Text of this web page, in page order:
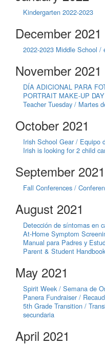
Kindergarten 2022-2023
December 2021
2022-2023 Middle School /
November 2021
DÍA ADICIONAL PARA
PORTRAIT MAKE-UP DAY
Teacher Tuesday / Martes
October 2021
Irish School Gear / Equipo
Irish is looking for 2 child
September 2021
Fall Conferences /
August 2021
Detección de síntomas en
At-Home Symptom
Manual para Padres y
Parent & Student
May 2021
Spirit Week / Semana de
Panera Fundraiser /
5th Grade Transition /
secundaria
April 2021